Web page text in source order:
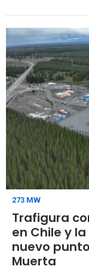
petróleo al
273 MW
Trafigura
en Chile y
nuevo
Muerta